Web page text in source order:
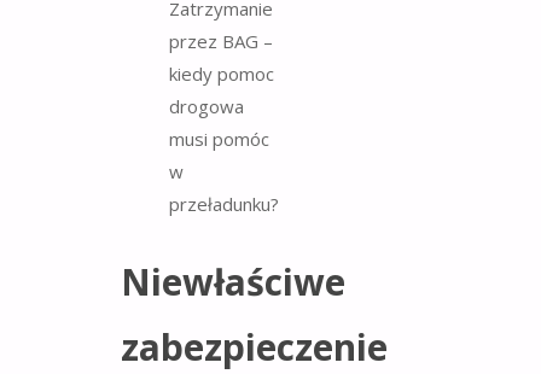
Niewłaściwe
zabezpieczenie